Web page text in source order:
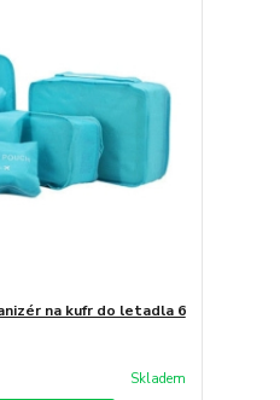
na kufr do letadla 6
Skladem